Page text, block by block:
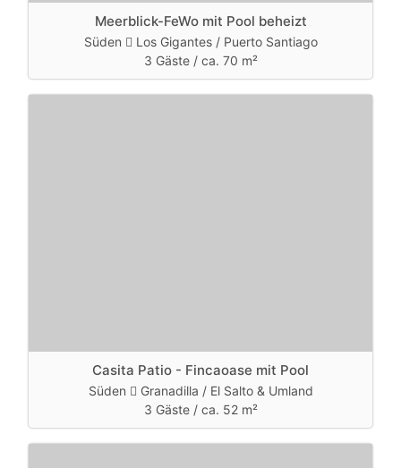
Meerblick-FeWo mit Pool beheizt
Süden
Los Gigantes / Puerto Santiago
3 Gäste / ca. 70 m²
Casita Patio - Fincaoase mit Pool
Süden
Granadilla / El Salto & Umland
3 Gäste / ca. 52 m²